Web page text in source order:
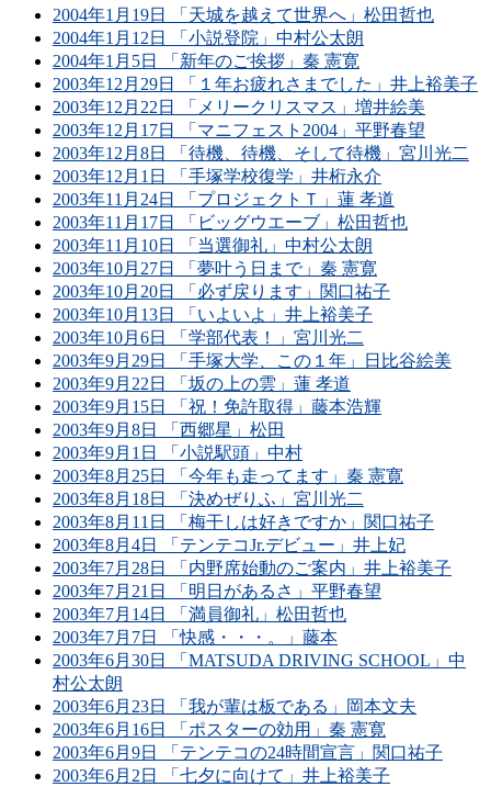
2004年1月19日 「天城を越えて世界へ」松田哲也
2004年1月12日 「小説登院」中村公太朗
2004年1月5日 「新年のご挨拶」秦 憲寛
2003年12月29日 「１年お疲れさまでした」井上裕美子
2003年12月22日 「メリークリスマス」増井絵美
2003年12月17日 「マニフェスト2004」平野春望
2003年12月8日 「待機、待機、そして待機」宮川光二
2003年12月1日 「手塚学校復学」井桁永介
2003年11月24日 「プロジェクトＴ」蓮 孝道
2003年11月17日 「ビッグウエーブ」松田哲也
2003年11月10日 「当選御礼」中村公太朗
2003年10月27日 「夢叶う日まで」秦 憲寛
2003年10月20日 「必ず戻ります」関口祐子
2003年10月13日 「いよいよ」井上裕美子
2003年10月6日 「学部代表！」宮川光二
2003年9月29日 「手塚大学、この１年」日比谷絵美
2003年9月22日 「坂の上の雲」蓮 孝道
2003年9月15日 「祝！免許取得」藤本浩輝
2003年9月8日 「西郷星」松田
2003年9月1日 「小説駅頭」中村
2003年8月25日 「今年も走ってます」秦 憲寛
2003年8月18日 「決めぜりふ」宮川光二
2003年8月11日 「梅干しは好きですか」関口祐子
2003年8月4日 「テンテコJr.デビュー」井上妃
2003年7月28日 「内野席始動のご案内」井上裕美子
2003年7月21日 「明日があるさ」平野春望
2003年7月14日 「満員御礼」松田哲也
2003年7月7日 「快感・・・。」藤本
2003年6月30日 「MATSUDA DRIVING SCHOOL」中
村公太朗
2003年6月23日 「我が輩は板である」岡本文夫
2003年6月16日 「ポスターの効用」秦 憲寛
2003年6月9日 「テンテコの24時間宣言」関口祐子
2003年6月2日 「七夕に向けて」井上裕美子